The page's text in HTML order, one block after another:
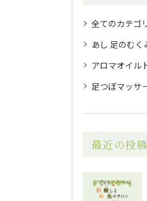
全てのカテゴ
あし 足のむく
アロマオイル
足つぼマッサ
最近の投稿